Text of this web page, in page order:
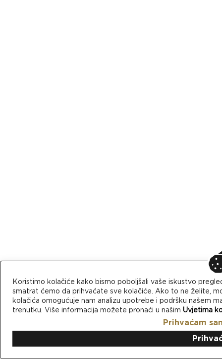
Koristimo kolačiće kako bismo poboljšali vaše iskustvo
smatrat ćemo da prihvaćate sve kolačiće. Ako to ne želite,
kolačića omogućuje nam analizu upotrebe i podršku našem
trenutku. Više informacija možete pronaći u našim Uvjetima
Prihvaćam